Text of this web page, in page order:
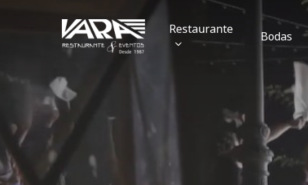
content
Restaurante Bodas